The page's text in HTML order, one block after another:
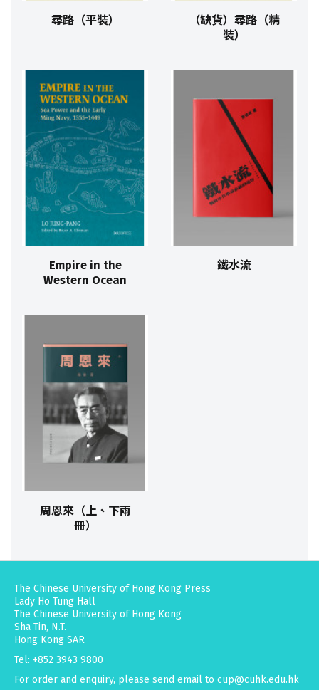
尋路（平裝）
（缺貨）尋路（精
裝）
Empire in the
Western Ocean
鐵水流
周恩來（上、下兩
冊）
The Chinese University of Hong Kong Press
Lady Ho Tung Hall
The Chinese University of Hong Kong
Sha Tin, N.T.
Hong Kong SAR
Tel: +852 3943 9800
For order and enquiry, please send email to cup@cuhk.edu.hk